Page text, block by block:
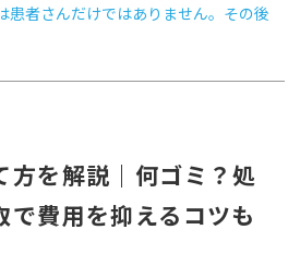
患者さんだけではありません。その後
方を解説｜何ゴミ？処
で費用を抑えるコツも